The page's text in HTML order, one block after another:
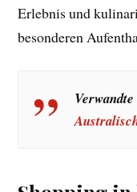
Erlebnis und
besonderen